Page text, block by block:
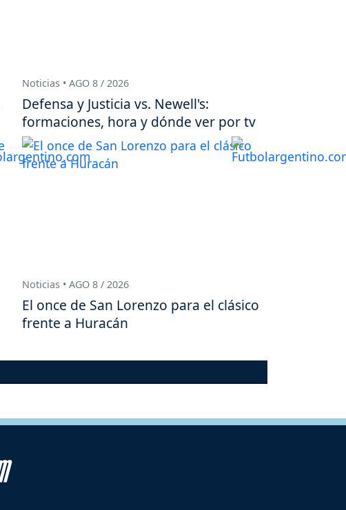
Noticias • AGO 8 / 2026
Defensa y Justicia vs. Newell's:
formaciones, hora y dónde ver por tv
Noticias • AGO 8 / 2026
El once de San Lorenzo para el clásico
frente a Huracán